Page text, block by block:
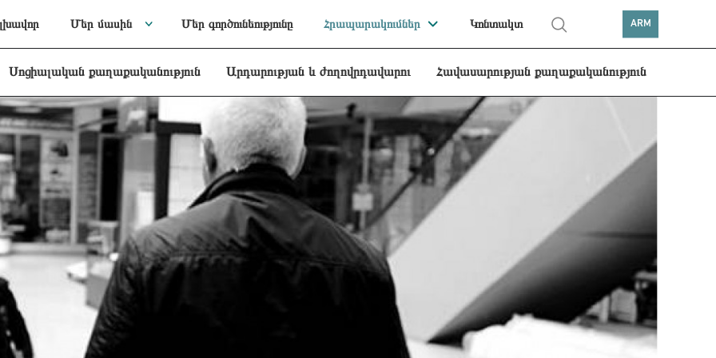
Մեր մասին Մեր գործունեությունը Հրապարակումներ Կոնտակտ ARM
Սոցիալական քաղաքականություն Արդարության և ժողովրդավարու Հավասարության քաղաքականություն